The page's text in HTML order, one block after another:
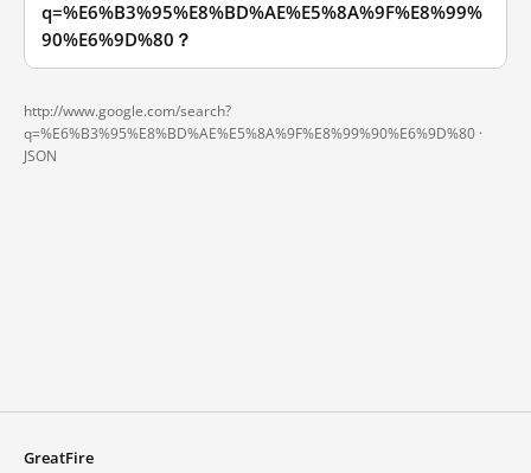
q=%E6%B3%95%E8%BD%AE%E5%8A%9F%E8%99%
90%E6%9D%80？
http://www.google.com/search?
q=%E6%B3%95%E8%BD%AE%E5%8A%9F%E8%99%90%E6%9D%80 ·
JSON
GreatFire